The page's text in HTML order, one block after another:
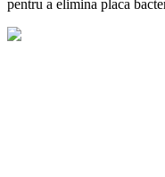
pentru a elimina placa